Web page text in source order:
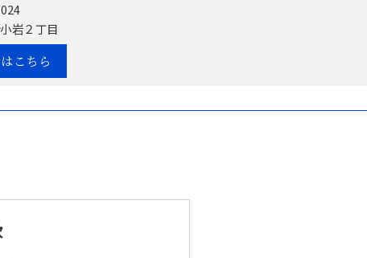
岩２丁目
こちら